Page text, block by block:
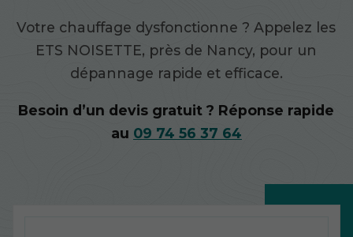
Votre chauffage dysfonctionne ? Appelez les
ETS NOISETTE, près de Nancy, pour un
dépannage rapide et efficace.
Besoin d’un devis gratuit ? Réponse rapide
au 09 74 56 37 64